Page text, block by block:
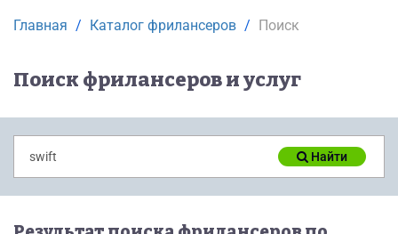
Главная Каталог фрилансеров Поиск
Поиск фрилансеров и услуг
Найти